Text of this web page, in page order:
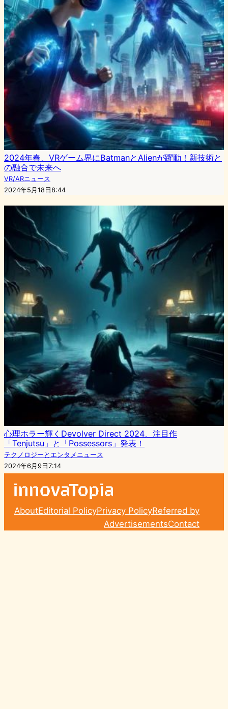
2024年春、VRゲーム界にBatmanとAlienが躍動！新技術と
の融合で未来へ
VR/ARニュース
2024年5月18日8:44
心理ホラー輝くDevolver Direct 2024、注目作
「Tenjutsu」と「Possessors」発表！
テクノロジーとエンタメニュース
2024年6月9日7:14
AboutEditorial PolicyPrivacy PolicyReferred by
AdvertisementsContact